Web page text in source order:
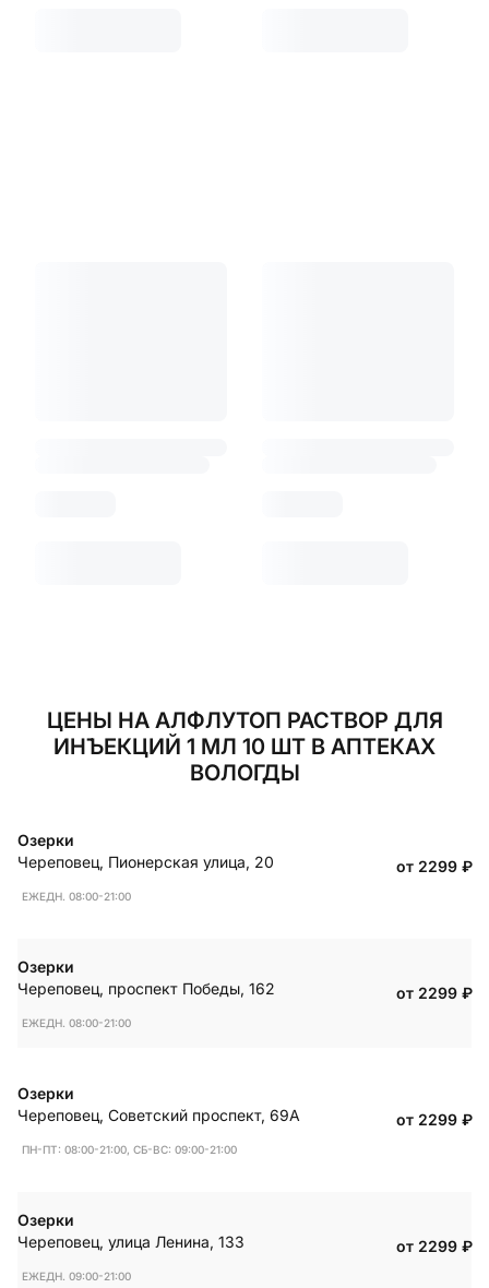
ЦЕНЫ НА АЛФЛУТОП РАСТВОР ДЛЯ
ИНЪЕКЦИЙ 1 МЛ 10 ШТ В АПТЕКАХ
ВОЛОГДЫ
Озерки
Череповец, Пионерская улица, 20
ЕЖЕДН. 08:00-21:00
от 2299 ₽
Озерки
Череповец, проспект Победы, 162
ЕЖЕДН. 08:00-21:00
от 2299 ₽
Озерки
Череповец, Советский проспект, 69А
ПН-ПТ: 08:00-21:00, СБ-ВС: 09:00-21:00
от 2299 ₽
Озерки
Череповец, улица Ленина, 133
ЕЖЕДН. 09:00-21:00
от 2299 ₽